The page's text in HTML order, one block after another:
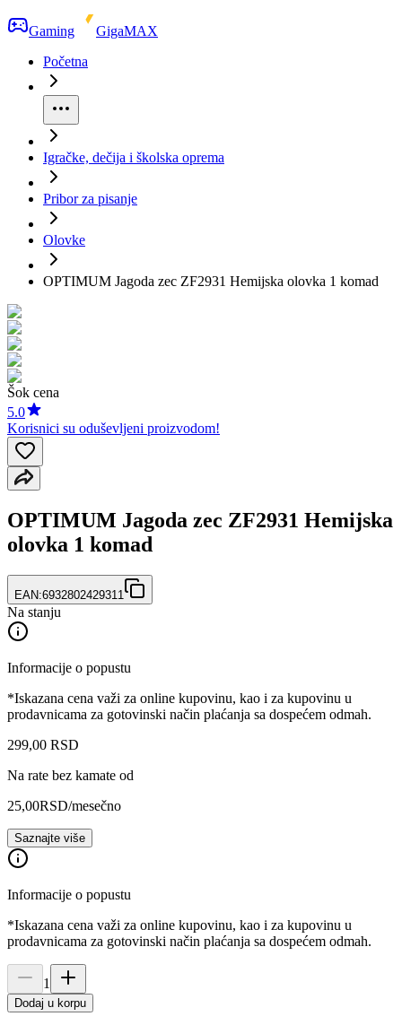
Gaming
GigaMAX
Početna
Igračke, dečija i školska oprema
Pribor za pisanje
Olovke
OPTIMUM Jagoda zec ZF2931 Hemijska olovka 1 komad
Šok cena
5.0
Korisnici su oduševljeni proizvodom!
OPTIMUM Jagoda zec ZF2931 Hemijska
olovka 1 komad
EAN:6932802429311
Na stanju
Informacije o popustu
*Iskazana cena važi za online kupovinu, kao i za kupovinu u
prodavnicama za gotovinski način plaćanja sa dospećem odmah.
299,00 RSD
Na rate bez kamate od
25,00RSD/mesečno
Saznajte više
Informacije o popustu
*Iskazana cena važi za online kupovinu, kao i za kupovinu u
prodavnicama za gotovinski način plaćanja sa dospećem odmah.
1
Dodaj u korpu